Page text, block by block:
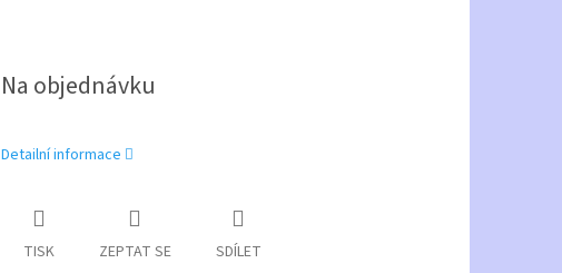
Na objednávku
Detailní informace
TISK ZEPTAT SE SDÍLET